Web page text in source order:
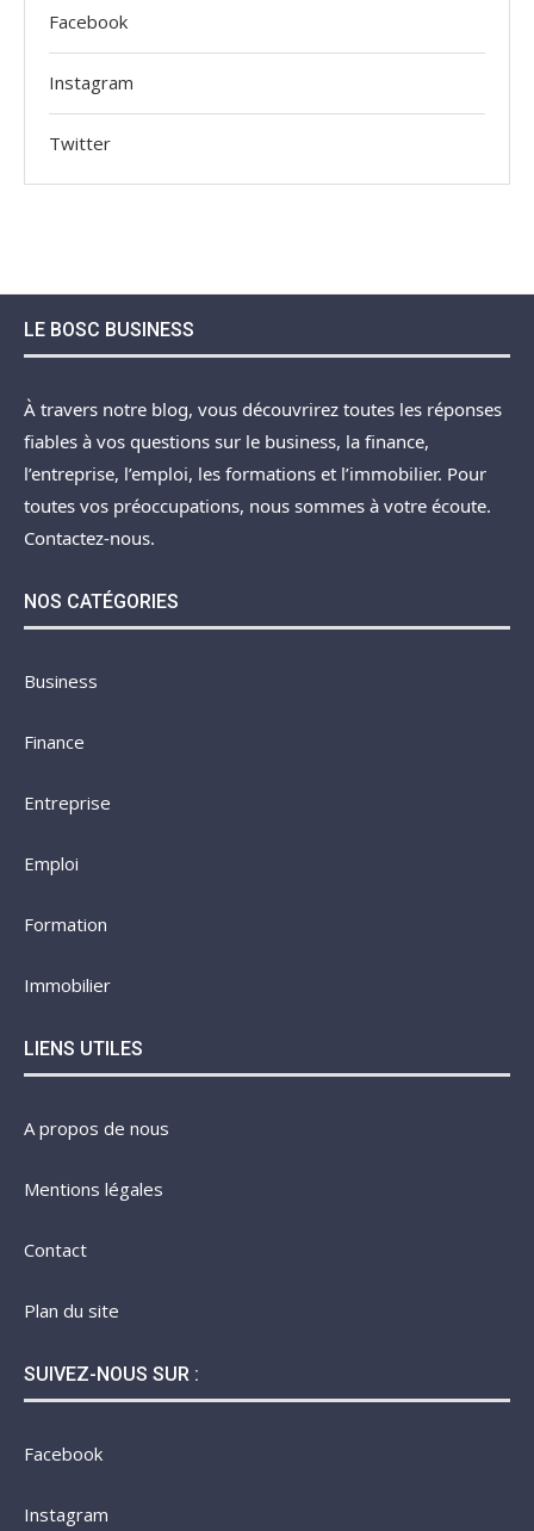
Facebook
Instagram
Twitter
LE BOSC BUSINESS
À travers notre blog, vous découvrirez toutes les réponses
fiables à vos questions sur le business, la finance,
l’entreprise, l’emploi, les formations et l’immobilier. Pour
toutes vos préoccupations, nous sommes à votre écoute.
Contactez-nous.
NOS CATÉGORIES
Business
Finance
Entreprise
Emploi
Formation
Immobilier
LIENS UTILES
A propos de nous
Mentions légales
Contact
Plan du site
SUIVEZ-NOUS SUR :
Facebook
Instagram